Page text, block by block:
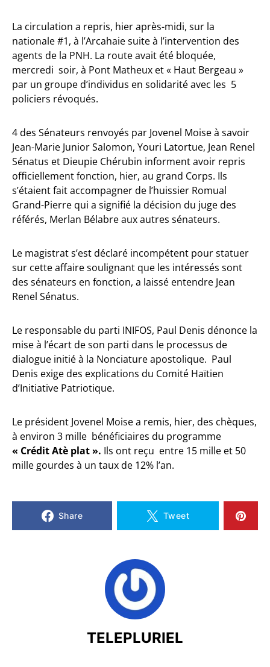
La circulation a repris, hier après-midi, sur la
nationale #1, à l’Arcahaie suite à l’intervention des
agents de la PNH. La route avait été bloquée,
mercredi soir, à Pont Matheux et « Haut Bergeau »
par un groupe d’individus en solidarité avec les 5
policiers révoqués.
4 des Sénateurs renvoyés par Jovenel Moise à savoir
Jean-Marie Junior Salomon, Youri Latortue, Jean Renel
Sénatus et Dieupie Chérubin informent avoir repris
officiellement fonction, hier, au grand Corps. Ils
s’étaient fait accompagner de l’huissier Romual
Grand-Pierre qui a signifié la décision du juge des
référés, Merlan Bélabre aux autres sénateurs.
Le magistrat s’est déclaré incompétent pour statuer
sur cette affaire soulignant que les intéressés sont
des sénateurs en fonction, a laissé entendre Jean
Renel Sénatus.
Le responsable du parti INIFOS, Paul Denis dénonce la
mise à l’écart de son parti dans le processus de
dialogue initié à la Nonciature apostolique. Paul
Denis exige des explications du Comité Haïtien
d’Initiative Patriotique.
Le président Jovenel Moise a remis, hier, des chèques,
à environ 3 mille bénéficiaires du programme
« Crédit Atè plat ». Ils ont reçu entre 15 mille et 50
mille gourdes à un taux de 12% l’an.
Share Tweet
TELEPLURIEL